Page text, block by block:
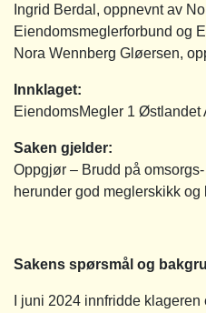
Ingrid Berdal, oppnevnt av
Eiendomsmeglerforbund og
Nora Wennberg Gløersen,
Innklaget:
EiendomsMegler 1 Østlandet
Saken gjelder:
Oppgjør – Brudd på
herunder god meglerskikk og
Sakens spørsmål og
I juni 2024 innfridde